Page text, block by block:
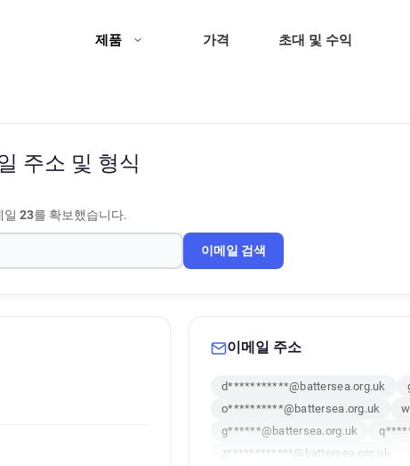
제품 가격 초대 및 수익
주소 및 형식
일 23를 확보했습니다.
이메일 검색
이메일 주소
d***********@battersea.org.uk
o**********@battersea.org.uk
g******@battersea.org.uk
z************@battersea.org.uk